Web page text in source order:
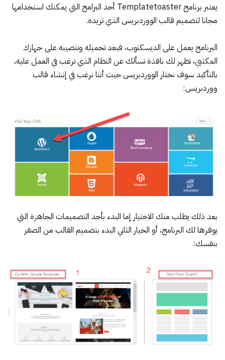
يعتبر برنامج Templatetoaster
أحد البرامج التي يمكنك استخدامها
مجانا لتصميم قالب الووردبريس الذي تريده.
البرنامج يعمل على الديسكتوب، فبعد تحميله وتنصيبه على جهازك
المكتبي، تظهر لك نافذة تسألك عن النظام الذي ترغب في العمل عليه،
بالتأكيد سوف نختار الووردبريس حيث أننا نرغب في إنشاء قالب
ووردبريس:
بعد ذلك يطلب منك الاختيار إما البدء بأحد التصميمات الجاهزة التي
يوفرها لك البرنامج، أو الخيار الثاني البدء بتصميم القالب من الصفر
بنفسك: